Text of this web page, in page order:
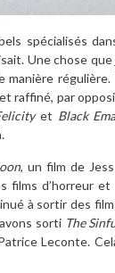
spécialisés
Une chose
raffiné, par
et Black
, un film de
films d’horreur
à sortir des
sorti The
Leconte.